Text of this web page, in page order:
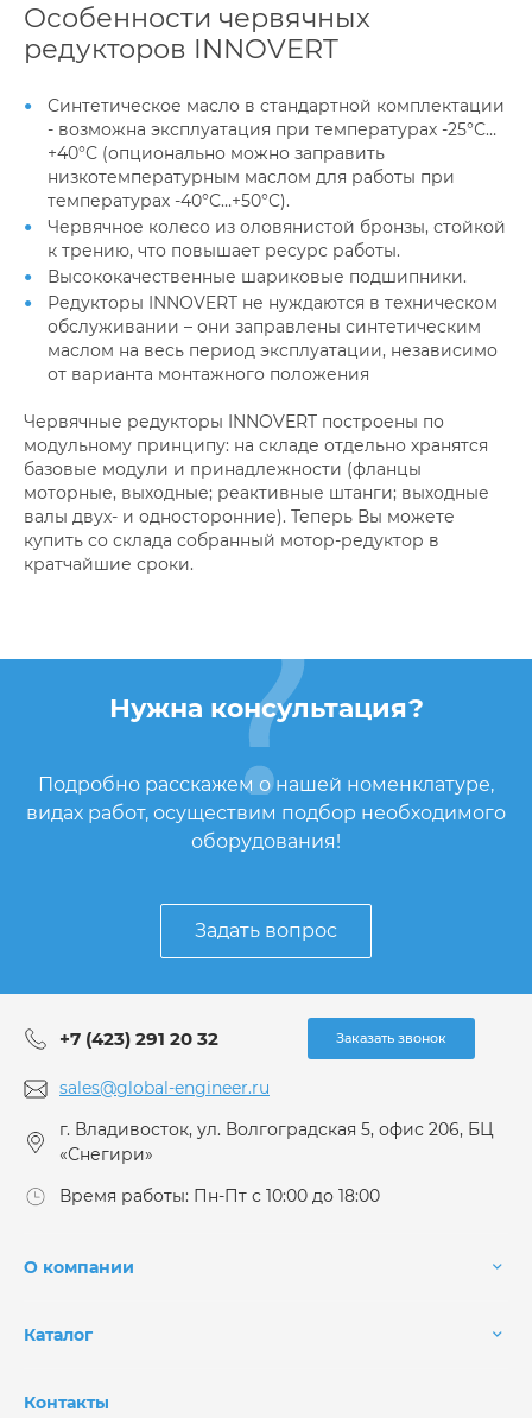
Особенности червячных
редукторов INNOVERT
Синтетическое масло в стандартной комплектации
- возможна эксплуатация при температурах -25°С…
+40°С (опционально можно заправить
низкотемпературным маслом для работы при
температурах -40°С…+50°С).
Червячное колесо из оловянистой бронзы, стойкой
к трению, что повышает ресурс работы.
Высококачественные шариковые подшипники.
Редукторы INNOVERT не нуждаются в техническом
обслуживании – они заправлены синтетическим
маслом на весь период эксплуатации, независимо
от варианта монтажного положения
Червячные редукторы INNOVERT построены по
модульному принципу: на складе отдельно хранятся
базовые модули и принадлежности (фланцы
моторные, выходные; реактивные штанги; выходные
валы двух- и односторонние). Теперь Вы можете
купить со склада собранный мотор-редуктор в
кратчайшие сроки.
Нужна консультация?
Подробно расскажем о нашей номенклатуре,
видах работ, осуществим подбор необходимого
оборудования!
Задать вопрос
+7 (423) 291 20 32 Заказать звонок
sales@global-engineer.ru
г. Владивосток, ул. Волгоградская 5, офис 206, БЦ
«Снегири»
Время работы: Пн-Пт с 10:00 до 18:00
О компании
Каталог
Контакты